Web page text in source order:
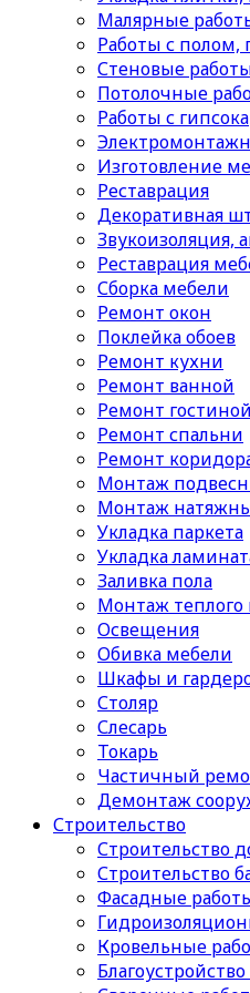
Малярные
Работы с полом,
Стеновые
Потолочные
Работы с
Изготовление
Реставрация
Декоративная
Звукоизоляция,
Реставрация
Сборка мебели
Ремонт окон
Поклейка обоев
Ремонт кухни
Ремонт ванной
Ремонт гостиной
Ремонт спальни
Ремонт
Монтаж
Монтаж
Укладка паркета
Укладка
Заливка пола
Монтаж теплого
Освещения
Обивка мебели
Шкафы и
Столяр
Слесарь
Токарь
Частичный
Демонтаж
Строительство
Строительство
Строительство
Фасадные
Кровельные